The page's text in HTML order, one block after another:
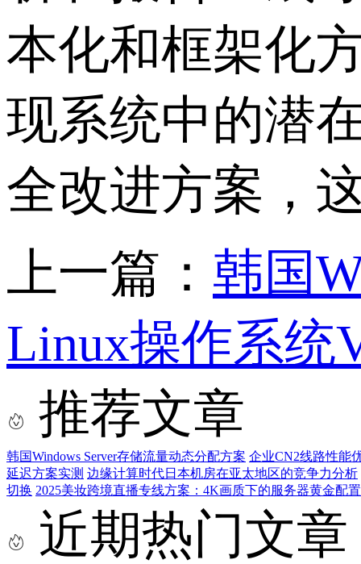
本化和框架化
现系统中的潜
全改进方案，
上一篇： 韩国
Linux操作系统
推荐文章
韩国Windows Server存储流量动态分配方案 企业CN2线路性能
延迟方案实测 边缘计算时代日本机房在亚太地区的竞争力分析
切换 2025美妆跨境直播专线方案：4K画质下的服务器黄金配
近期热门文章